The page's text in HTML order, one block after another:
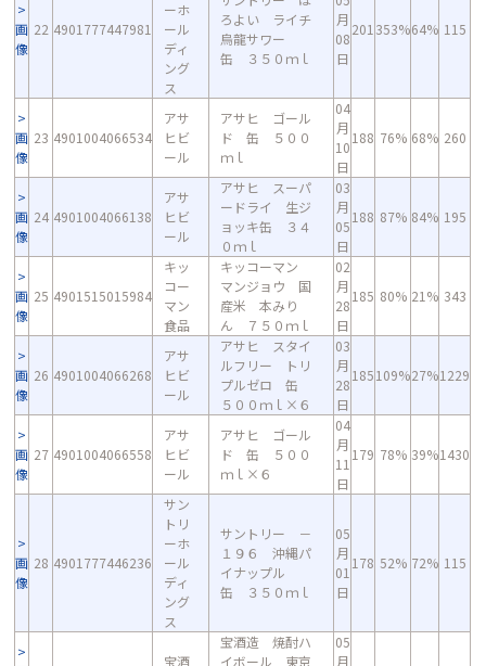
画
像
22 4901777447981
ーホ
ール
ディ
ング
ス
ろよい ライチ
烏龍サワー
缶 ３５０ｍｌ
月
08
日
201 353%64% 115
画
像
23 4901004066534
アサ
ヒビ
ール
アサヒ ゴール
ド 缶 ５００
ｍｌ
04
月
10
日
188 76% 68% 260
画
像
24 4901004066138
アサ
ヒビ
ール
アサヒ スーパ
ードライ 生ジ
ョッキ缶 ３４
０ｍｌ
03
月
05
日
188 87% 84% 195
画
像
25 4901515015984
キッ
コー
マン
食品
キッコーマン
マンジョウ 国
産米 本みり
ん ７５０ｍｌ
02
月
28
日
185 80% 21% 343
画
像
26 4901004066268
アサ
ヒビ
ール
アサヒ スタイ
ルフリー トリ
プルゼロ 缶
５００ｍｌ×６
03
月
28
日
185109%27%1229
画
像
27 4901004066558
アサ
ヒビ
ール
アサヒ ゴール
ド 缶 ５００
ｍｌ×６
04
月
11
日
179 78% 39%1430
画
像
28 4901777446236
サン
トリ
ーホ
ール
ディ
ング
ス
サントリー －
１９６ 沖縄パ
イナップル
缶 ３５０ｍｌ
05
月
01
日
178 52% 72% 115
宝酒
宝酒造 焼酎ハ
イボール 東京
05
月